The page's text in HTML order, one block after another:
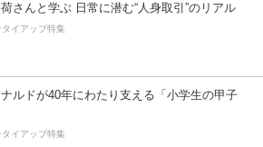
さんと学ぶ 日常に潜む“人身取引”のリアル
タイアップ特集
ルドが40年にわたり支える「小学生の甲子
タイアップ特集